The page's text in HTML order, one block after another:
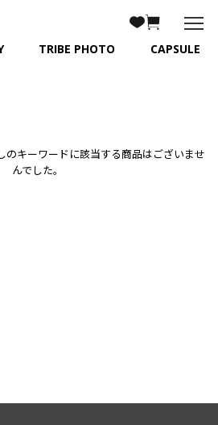
TRIBE PHOTO CAPSULE
のキーワードに該当する商品はございませ
んでした。